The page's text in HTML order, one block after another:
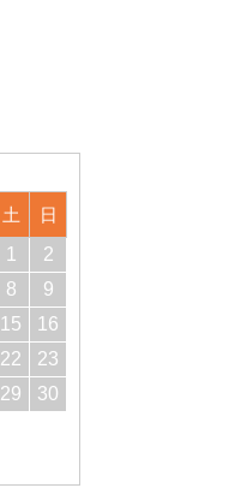
土
日
1
2
8
9
15
16
22
23
29
30